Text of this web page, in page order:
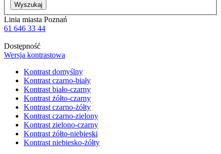
Wyszukaj
Linia miasta Poznań
61 646 33 44
Dostępność
Wersja kontrastowa
Kontrast domyślny
Kontrast czarno-biały
Kontrast biało-czarny
Kontrast żółto-czarny
Kontrast czarno-żółty
Kontrast czarno-zielony
Kontrast zielono-czarny
Kontrast żółto-niebieski
Kontrast niebiesko-żółty